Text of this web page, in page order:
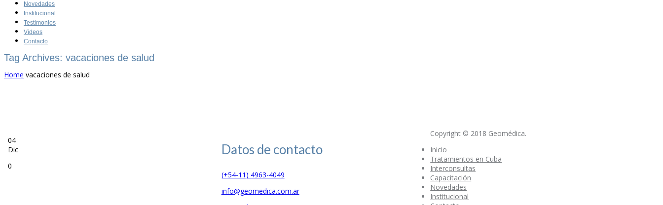
Novedades
Institucional
Testimonios
Videos
Contacto
Tag Archives: vacaciones de salud
Home vacaciones de salud
04
Dic
0
Datos de contacto
(+54-11) 4963-4049
info@geomedica.com.ar
Copyright © 2018 Geomédica.
Inicio
Tratamientos en Cuba
Interconsultas
Capacitación
Novedades
Institucional